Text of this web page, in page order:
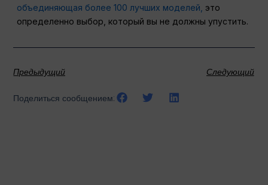
объединяющая более 100 лучших моделей, это
определенно выбор, который вы не должны упустить.
Предыдущий Следующий
Поделиться сообщением: